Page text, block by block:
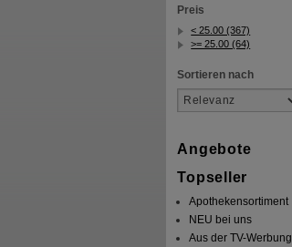
Preis
< 25.00 (367)
>= 25.00 (64)
Sortieren nach
Angebote
Topseller
Apothekensortiment
NEU bei uns
Aus der TV-Werbung